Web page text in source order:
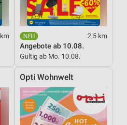
2,5 km
Angebote ab 10.08.
Gültig ab Mo. 10.08.
Opti Wohnwelt